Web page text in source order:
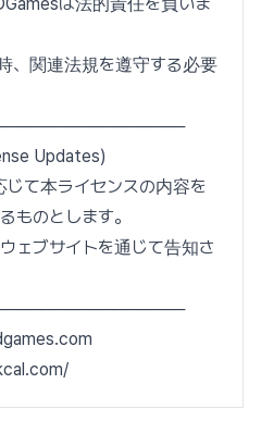
、関連法規を遵守する必要
Updates)
て本ライセンスの内容を
ものとします。
ェブサイトを通じて告知さ